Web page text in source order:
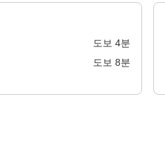
도보 4분
도보 8분